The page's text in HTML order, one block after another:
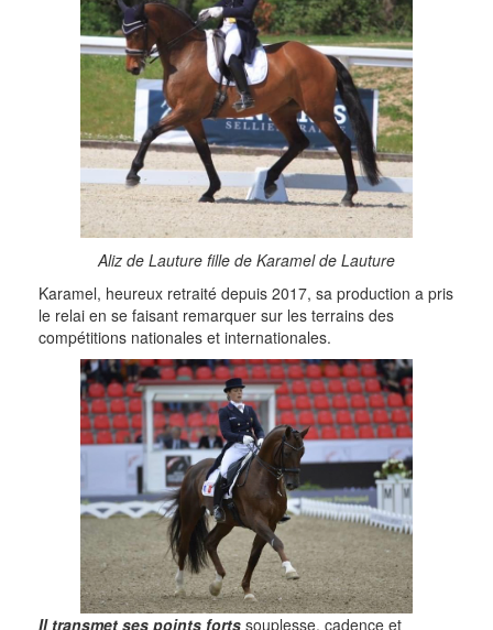
Aliz de Lauture fille de Karamel de Lauture
Karamel, heureux retraité depuis 2017, sa production a pris
le relai en se faisant remarquer sur les terrains des
compétitions nationales et internationales.
Il transmet ses points forts souplesse, cadence et